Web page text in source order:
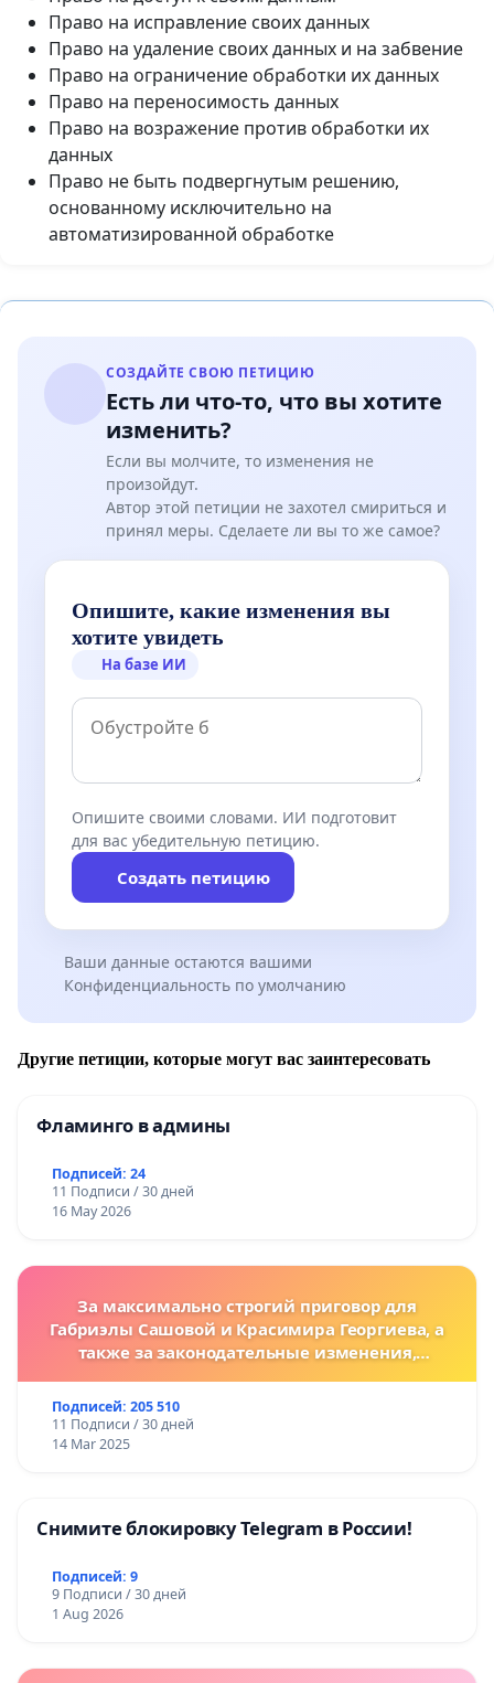
Право на исправление своих данных
Право на удаление своих данных и на забвение
Право на ограничение обработки их данных
Право на переносимость данных
Право на возражение против обработки их
данных
Право не быть подвергнутым решению,
основанному исключительно на
автоматизированной обработке
СОЗДАЙТЕ СВОЮ ПЕТИЦИЮ
Есть ли что-то, что вы хотите
изменить?
Если вы молчите, то изменения не
произойдут.
Автор этой петиции не захотел смириться и
принял меры. Сделаете ли вы то же самое?
Опишите, какие изменения вы
хотите увидеть
На базе ИИ
Опишите своими словами. ИИ подготовит
для вас убедительную петицию.
Создать петицию
Ваши данные остаются вашими
Конфиденциальность по умолчанию
Другие петиции, которые могут вас заинтересовать
Фламинго в админы
Подписей: 24
11 Подписи / 30 дней
16 May 2026
За максимально строгий приговор для
Габриэлы Сашовой и Красимира Георгиева, а
также за законодательные изменения,
за преступления против животных!
Подписей: 205 510
11 Подписи / 30 дней
14 Mar 2025
Снимите блокировку Telegram в России!
Подписей: 9
9 Подписи / 30 дней
1 Aug 2026